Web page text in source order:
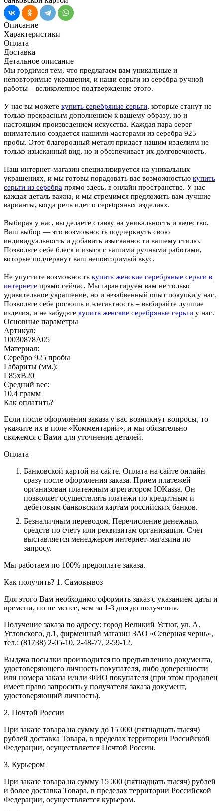
Описание
Характеристики
Оплата
Доставка
Детальное описание
Мы гордимся тем, что предлагаем вам уникальные и
неповторимые украшения, и наши серьги из серебра ручной
работы – великолепное подтверждение этого.
У нас вы можете купить серебряные серьги, которые станут не
только прекрасным дополнением к вашему образу, но и
настоящим произведением искусства. Каждая пара серег
внимательно создается нашими мастерами из серебра 925
пробы. Этот благородный металл придает нашим изделиям не
только изысканный вид, но и обеспечивает их долговечность.
Наш интернет-магазин специализируется на уникальных
украшениях, и мы готовы порадовать вас возможностью купить
серьги из серебра прямо здесь, в онлайн пространстве. У нас
каждая деталь важна, и мы стремимся предложить вам лучшие
варианты, когда речь идет о серебряных изделиях.
Выбирая у нас, вы делаете ставку на уникальность и качество.
Ваш выбор — это возможность подчеркнуть свою
индивидуальность и добавить изысканности вашему стилю.
Позвольте себе блеск и изыск с нашими ручными работами,
которые подчеркнут ваш неповторимый вкус.
Не упустите возможность купить женские серебряные серьги в
интернете прямо сейчас. Мы гарантируем вам не только
удивительное украшение, но и незабвенный опыт покупки у нас.
Позвольте себе роскошь и элегантность – выбирайте лучшие
изделия, и не забудьте купить женские серебряные серьги у нас.
Основные параметры
Артикул:
10030878А05
Материал:
Серебро 925 пробы
Габариты (мм.):
L85хB20
Средний вес:
10.4 грамм
Как оплатить?
Если после оформления заказа у вас возникнут вопросы, то
укажите их в поле «Комментарий», и мы обязательно
свяжемся с Вами для уточнения деталей.
Оплата
Банковской картой на сайте. Оплата на сайте онлайн
сразу после оформления заказа. Прием платежей
организован платежным агрегатором ЮKassa. Он
позволяет осуществлять платежи по кредитным и
дебетовым банковским картам российских банков.
Безналичным переводом. Перечисление денежных
средств по счету или реквизитам организации. Счет
выставляется менеджером интернет-магазина по
запросу.
Мы работаем по 100% предоплате заказа.
Как получить? 1. Самовывоз
Для этого Вам необходимо оформить заказ с указанием даты и
времени, но не менее, чем за 1-3 дня до получения.
Получение заказа по адресу: город Великий Устюг, ул. А.
Угловского, д.1, фирменный магазин ЗАО «Северная чернь»,
тел.: (81738) 2-05-10, 2-48-77, 2-59-12.
Выдача посылки производится по предъявлению документа,
удостоверяющего личность покупателя, либо доверенности
или номера заказа и/или ФИО покупателя (при этом продавец
имеет право запросить у получателя заказа документ,
удостоверяющий личность).
2. Почтой России
При заказе товара на сумму до 15 000 (пятнадцать тысяч)
рублей доставка Товара, в пределах территории Российской
Федерации, осуществляется Почтой России.
3. Курьером
При заказе товара на сумму 15 000 (пятнадцать тысяч) рублей
и более доставка Товара, в пределах территории Российской
Федерации, осуществляется курьером.